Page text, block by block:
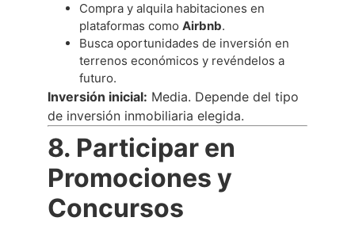
Compra y alquila habitaciones en
plataformas como Airbnb.
Busca oportunidades de inversión en
terrenos económicos y revéndelos a
futuro.
Inversión inicial: Media. Depende del tipo
de inversión inmobiliaria elegida.
8. Participar en
Promociones y
Concursos